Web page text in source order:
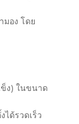
มอง โดย
ง) ในขนาด
ได้รวดเร็ว